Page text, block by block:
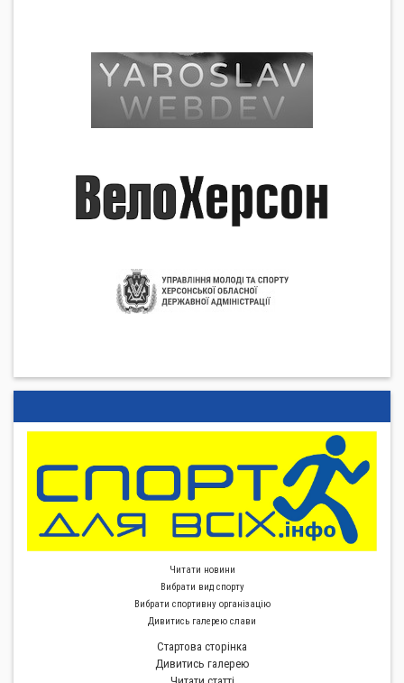
Читати новини
Вибрати вид спорту
Вибрати спортивну органiзацiю
Дивитись галерею слави
Стартова сторiнка
Дивитись галерею